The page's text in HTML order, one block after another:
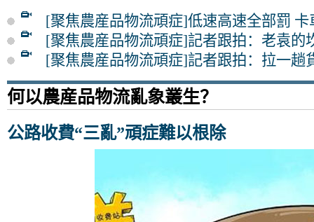
[聚焦農産品物流頑症]低速高速全部罰 卡
[聚焦農産品物流頑症]記者跟拍：老袁的
[聚焦農産品物流頑症]記者跟拍：拉一趟
何以農産品物流亂象叢生？
公路收費“三亂”頑症難以根除